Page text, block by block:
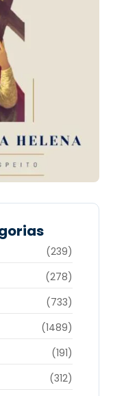
(239)
(278)
(733)
(1489)
(191)
(312)